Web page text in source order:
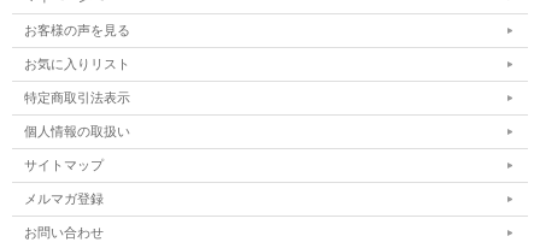
お客様の声を見る
お気に入りリスト
特定商取引法表示
個人情報の取扱い
サイトマップ
メルマガ登録
お問い合わせ